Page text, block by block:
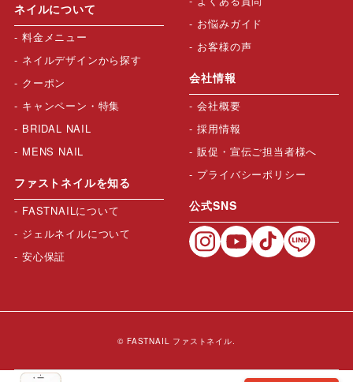
ネイルについて
料金メニュー
ネイルデザインから探す
クーポン
キャンペーン・特集
BRIDAL NAIL
MENS NAIL
ファストネイルを知る
FASTNAILについて
ジェルネイルについて
安心保証
お悩みガイド
お客様の声
会社情報
会社概要
採用情報
販促・宣伝ご担当者様へ
プライバシーポリシー
公式SNS
© FASTNAIL ファストネイル.